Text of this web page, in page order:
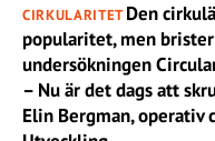
CIRKULARITETDen
popularitet, men
undersökningen
– Nu är det dags att
Elin Bergman,